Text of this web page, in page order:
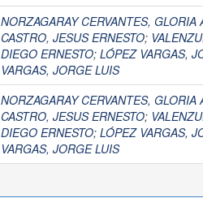
NORZAGARAY CERVANTES, GLORIA
CASTRO, JESUS ERNESTO;
DIEGO ERNESTO; LÓPEZ VARGAS,
VARGAS, JORGE LUIS
NORZAGARAY CERVANTES, GLORIA
CASTRO, JESUS ERNESTO;
DIEGO ERNESTO; LÓPEZ VARGAS,
VARGAS, JORGE LUIS